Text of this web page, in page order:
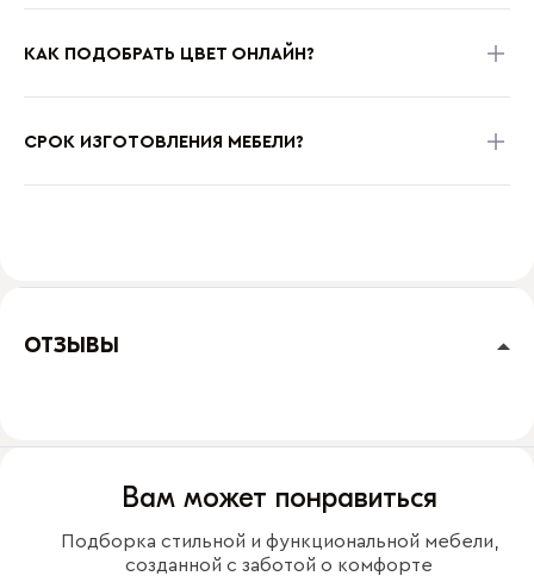
КАК ПОДОБРАТЬ ЦВЕТ ОНЛАЙН?
СРОК ИЗГОТОВЛЕНИЯ МЕБЕЛИ?
ОТЗЫВЫ
Вам может понравиться
Подборка стильной и функциональной мебели,
созданной с заботой о комфорте